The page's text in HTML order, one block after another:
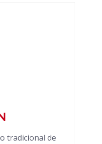
tradicional de